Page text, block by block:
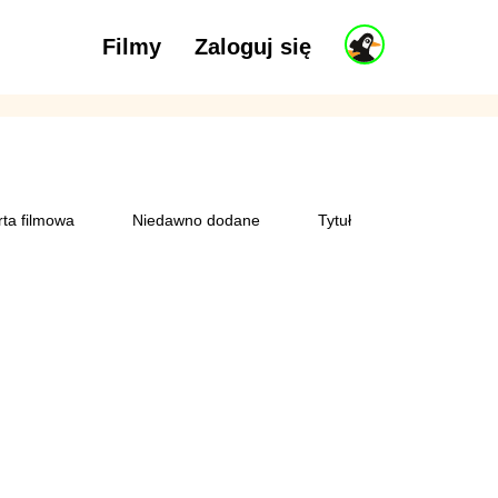
Filmy Zaloguj się
filmowa Niedawno dodane Tytuł